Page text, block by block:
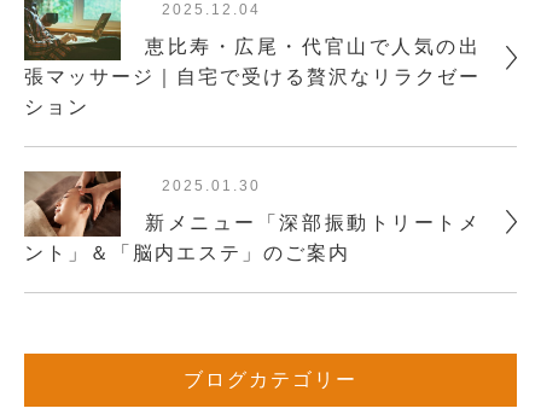
2025.12.04
恵比寿・広尾・代官山で人気の出
張マッサージ｜自宅で受ける贅沢なリラクゼー
ション
2025.01.30
新メニュー「深部振動トリートメ
ント」＆「脳内エステ」のご案内
ブログカテゴリー